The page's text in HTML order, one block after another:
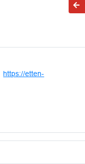
https://etten-